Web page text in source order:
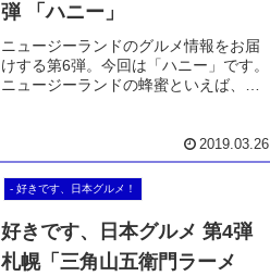
弾 「ハニー」
ニュージーランドのグルメ情報をお届
けする第6弾。今回は「ハニー」です。
ニュージーランドの蜂蜜といえば、お
のハニーがあるニュージーランド。現
地で是非ご賞味していただけ、お好み
のはちみつをお探しくださいね。
2019.03.26
- 好きです、日本グルメ！
好きです、日本グルメ 第4弾
札幌「三角山五衛門ラーメ